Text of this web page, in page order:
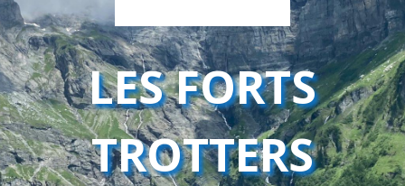
LES FORTS
TROTTERS